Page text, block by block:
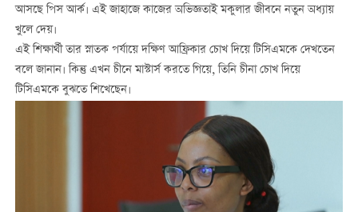
আসছে পিস আর্ক। এই জাহাজে কাজের অভিজ্ঞতাই মকুলার জীবনে নতুন অধ্যায়
খুলে দেয়।
এই শিক্ষার্থী তার স্নাতক পর্যায়ে দক্ষিণ আফ্রিকার চোখ দিয়ে টিসিএমকে দেখতেন
বলে জানান। কিন্তু এখন চীনে মাস্টার্স করতে গিয়ে, তিনি চীনা চোখ দিয়ে
টিসিএমকে বুঝতে শিখেছেন।